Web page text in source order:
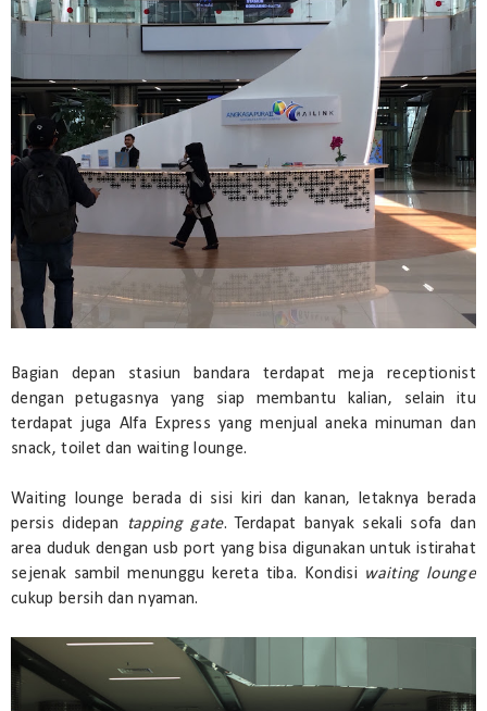
Bagian depan stasiun bandara terdapat meja receptionist
dengan petugasnya yang siap membantu kalian, selain itu
terdapat juga Alfa Express yang menjual aneka minuman dan
snack, toilet dan waiting lounge.
Waiting lounge berada di sisi kiri dan kanan, letaknya berada
persis didepan
tapping gate. Terdapat banyak sekali sofa dan
area duduk dengan usb port yang bisa digunakan untuk istirahat
sejenak sambil menunggu kereta tiba. Kondisi waiting lounge
cukup bersih dan nyaman.